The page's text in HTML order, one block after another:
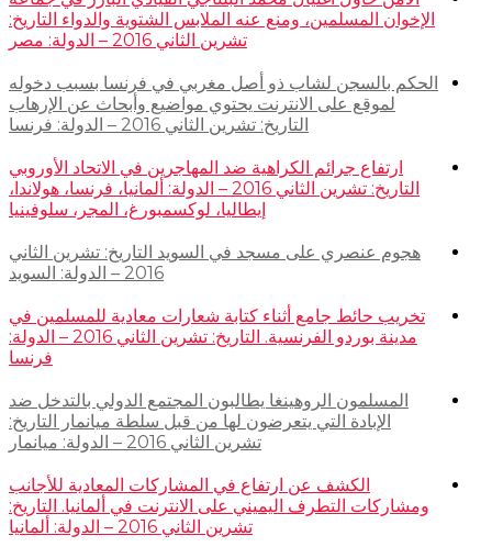
الإخوان المسلمين، ومنع عنه الملابس الشتوية والدواء التاريخ:
تشرين الثاني 2016 – الدولة: مصر
الحكم بالسجن لشاب ذو أصل مغربي في فرنسا بسبب دخوله
لموقع على الانترنت يحتوي مواضيع وأبحاث عن الإرهاب
التاريخ: تشرين الثاني 2016 – الدولة: فرنسا
ارتفاع جرائم الكراهية ضد المهاجرين في الاتحاد الأوروبي
التاريخ: تشرين الثاني 2016 – الدولة: ألمانيا، فرنسا، هولاندا،
إيطاليا، لوكسمبورغ، المجر، سلوفينيا
هجوم عنصري على مسجد في السويد التاريخ: تشرين الثاني
2016 – الدولة: السويد
تخريب حائط جامع أثناء كتابة شعارات معادية للمسلمين في
مدينة بوردو الفرنسية. التاريخ: تشرين الثاني 2016 – الدولة:
فرنسا
المسلمون الروهينغا يطالبون المجتمع الدولي بالتدخل ضد
الإبادة التي يتعرضون لها من قبل سلطة ميانمار التاريخ:
تشرين الثاني 2016 – الدولة: ميانمار
الكشف عن ارتفاع في المشاركات المعادية للأجانب
ومشاركات التطرف اليميني على الانترنت في ألمانيا. التاريخ:
تشرين الثاني 2016 – الدولة: ألمانيا